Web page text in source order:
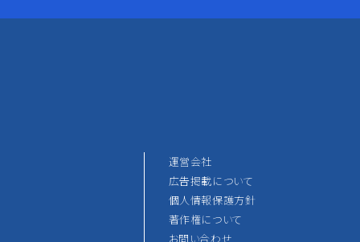
運営会社
広告掲載について
個人情報保護方針
著作権について
お問い合わせ